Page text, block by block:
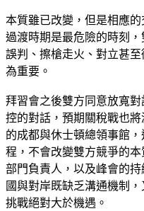
本質雖已改變，但是相應
過渡時期是最危險的時刻
誤判、擦槍走火、對立甚
為重要。
拜習會之後雙方同意放寬
控的對話，預期關稅戰也
的成都與休士頓總領事館
程，不會改變雙方競爭的
部門負責人，以及峰會的
國與對岸既缺乏溝通機制
挑戰絕對大於機遇。